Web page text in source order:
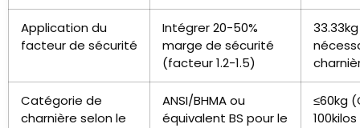
Application du
facteur de sécurité
Intégrer 20-50%
marge de sécurité
(facteur 1.2-1.5)
Catégorie de
charnière selon le
ANSI/BHMA ou
équivalent BS pour le
≤60kg